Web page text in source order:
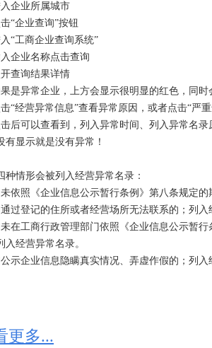
注销的区别：
者的行为主体不同。吊销企业法人营业执照是
业的主动行为。
者的性质不同。吊销是因企业违法行为而导致
者的法律后果不同。吊销会给企业及其法定代
任；注销是按照法律规定的程序结束公司主
名义继续开展活动也与原公司其它股东无关。
能贷款；
能办移民；
能领养老保险；
司每年会被税务局罚款2000-10000元；
阻止出境；
入工商黑名单，以后不能再担任法人代表。
企业所属城市
“企业查询”按钮
“工商企业查询系统”
企业名称点击查询
查询结果详情
是异常企业，上方会显示很明显的红色，同
“经营异常信息”查看异常原因，或者点击“严
后可以查看到，列入异常时间、列入异常名
有显示就是没有异常！
种情形会被列入经营异常名录：
依照《企业信息公示暂行条例》第八条规定
过登记的住所或者经营场所无法联系的；列入
在工商行政管理部门依照《企业信息公示暂
入经营异常名录。
示企业信息隐瞒真实情况、弄虚作假的；列入
更多...